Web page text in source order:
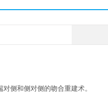
侧和侧对侧的吻合重建术。